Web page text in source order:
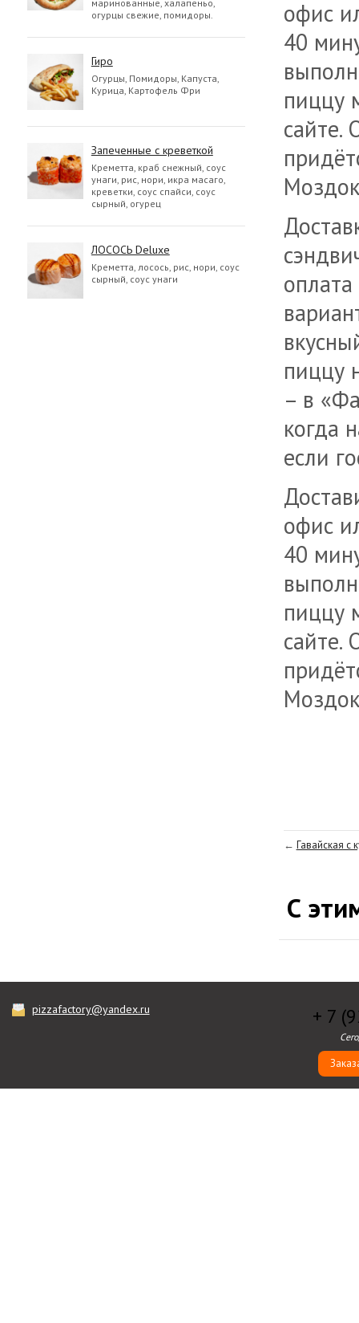
маринованные, халапеньо,
огурцы свежие, помидоры.
Гиро
Огурцы, Помидоры, Капуста,
Курица, Картофель Фри
Запеченные с креветкой
Креметта, краб снежный, соус
унаги, рис, нори, икра масаго,
креветки, соус спайси, соус
сырный, огурец
ЛОСОСЬ Deluxe
Креметта, лосось, рис, нори, соус
сырный, соус унаги
офис
40
пиццу
сайте.
пиццу
– в
когда
если
офис
40
пиццу
сайте.
← Гавайская с
С
pizzafactory@yandex.ru + 7